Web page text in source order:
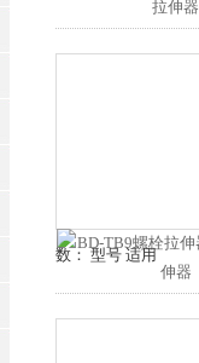
数： 型号 适用